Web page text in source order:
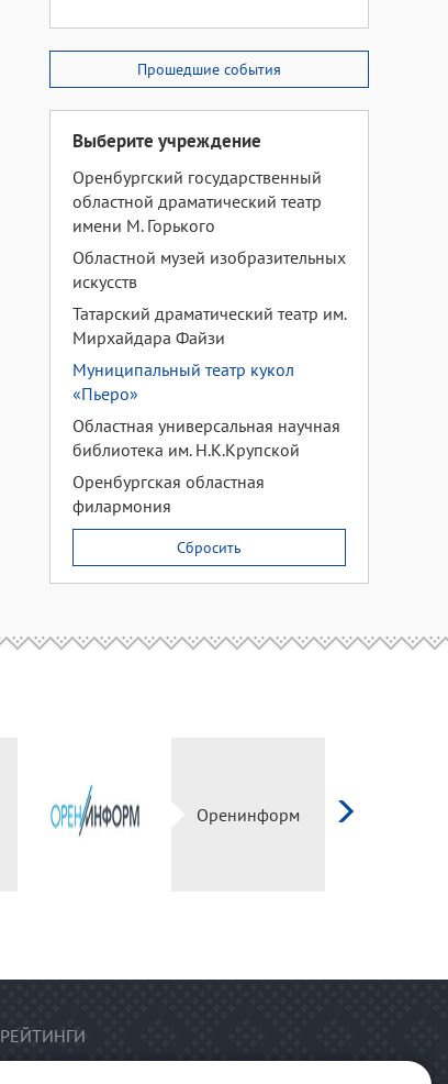
Прошедшие события
Выберите учреждение
Оренбургский государственный
областной драматический театр
имени М. Горького
Областной музей изобразительных
искусств
Татарский драматический театр им.
Мирхайдара Файзи
Муниципальный театр кукол
«Пьеро»
Областная универсальная научная
библиотека им. Н.К.Крупской
Оренбургская областная
филармония
Сбросить
Оренинформ
РЕЙТИНГИ